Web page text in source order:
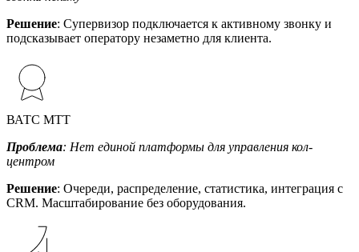
Решение: Супервизор подключается к активному звонку и
подсказывает оператору незаметно для клиента.
ВАТС МТТ
Проблема: Нет единой платформы для управления кол-
центром
Решение: Очереди, распределение, статистика, интеграция с
CRM. Масштабирование без оборудования.